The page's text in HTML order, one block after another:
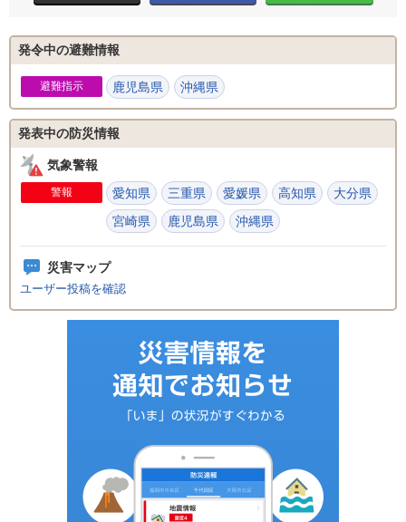
発令中の避難情報
避難指示 鹿児島県 沖縄県
発表中の防災情報
気象警報
警報 愛知県 三重県 愛媛県 高知県
大分県
宮崎県
鹿児島県 沖縄県
災害マップ
ユーザー投稿を確認